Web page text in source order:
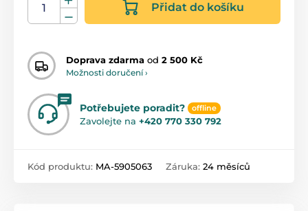
Přidat do košíku
Doprava zdarma od 2 500 Kč
Možnosti doručení ›
Potřebujete poradit? offline
Zavolejte na +420 770 330 792
Kód produktu: MA-5905063 Záruka: 24 měsíců